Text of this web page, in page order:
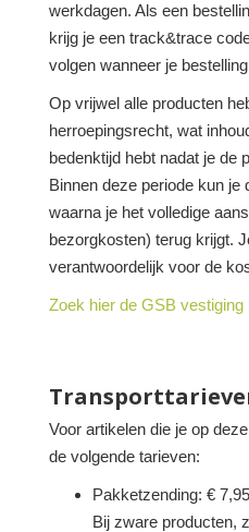
werkdagen. Als een
krijg je een track&trace
volgen wanneer je
Op vrijwel alle producten
herroepingsrecht, wat
bedenktijd hebt nadat je de
Binnen deze periode kun je
waarna je het volledige
bezorgkosten) terug krijgt.
verantwoordelijk voor de
Zoek hier de GSB vestiging
Voor artikelen die je op
de volgende tarieven:
Pakketzending: € 7,95
Bij zware producten,